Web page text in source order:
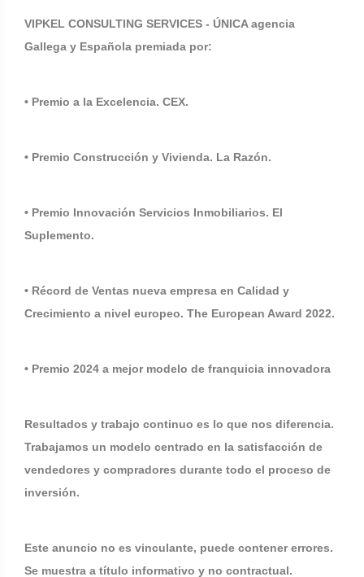
VIPKEL CONSULTING SERVICES - ÚNICA agencia
Gallega y Española premiada por:
• Premio a la Excelencia. CEX.
• Premio Construcción y Vivienda. La Razón.
• Premio Innovación Servicios Inmobiliarios. El
Suplemento.
• Récord de Ventas nueva empresa en Calidad y
Crecimiento a nivel europeo. The European Award 2022.
• Premio 2024 a mejor modelo de franquicia innovadora
Resultados y trabajo continuo es lo que nos diferencia.
Trabajamos un modelo centrado en la satisfacción de
vendedores y compradores durante todo el proceso de
inversión.
Este anuncio no es vinculante, puede contener errores.
Se muestra a título informativo y no contractual.